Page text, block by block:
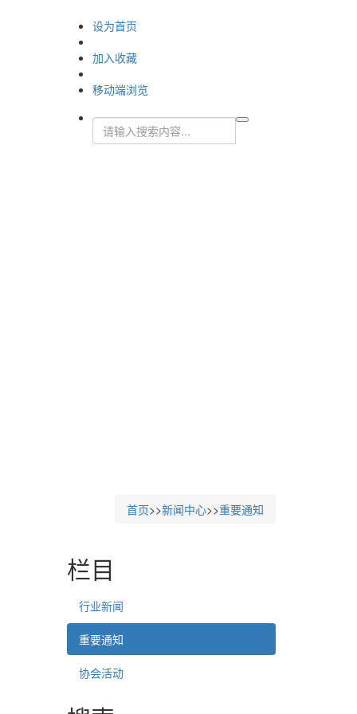
设为首页
加入收藏
移动端浏览
首页>>新闻中心>>重要通知
栏目
行业新闻
重要通知
协会活动